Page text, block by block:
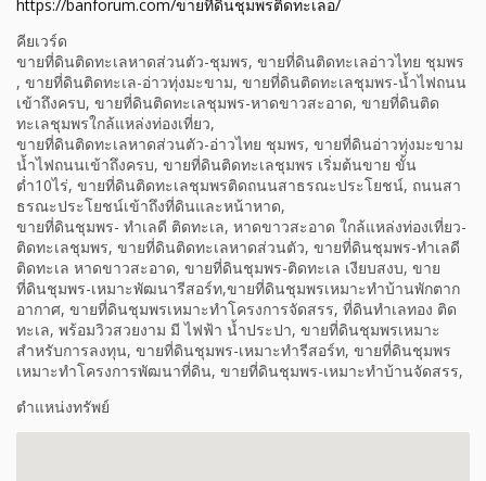
https://banforum.com/ขายที่ดินชุมพรติดทะเลอ/
คียเวร์ด
ขายที่ดินติดทะเลหาดส่วนตัว-ชุมพร, ขายที่ดินติดทะเลอ่าวไทย ชุมพร
, ขายที่ดินติดทะเล-อ่าวทุ่งมะขาม, ขายที่ดินติดทะเลชุมพร-น้ำไฟถนน
เข้าถึงครบ, ขายที่ดินติดทะเลชุมพร-หาดขาวสะอาด, ขายที่ดินติด
ทะเลชุมพรใกล้แหล่งท่องเที่ยว,
ขายที่ดินติดทะเลหาดส่วนตัว-อ่าวไทย ชุมพร, ขายที่ดินอ่าวทุ่งมะขาม
น้ำไฟถนนเข้าถึงครบ, ขายที่ดินติดทะเลชุมพร เริ่มต้นขาย ขั้น
ต่ำ10ไร่, ขายที่ดินติดทะเลชุมพรติดถนนสาธรณะประโยชน์, ถนนสา
ธรณะประโยชน์เข้าถึงที่ดินและหน้าหาด,
ขายที่ดินชุมพร- ทำเลดี ติดทะเล, หาดขาวสะอาด ใกล้แหล่งท่องเที่ยว-
ติดทะเลชุมพร, ขายที่ดินติดทะเลหาดส่วนตัว, ขายที่ดินชุมพร-ทำเลดี
ติดทะเล หาดขาวสะอาด, ขายที่ดินชุมพร-ติดทะเล เงียบสงบ, ขาย
ที่ดินชุมพร-เหมาะพัฒนารีสอร์ท,ขายที่ดินชุมพรเหมาะทำบ้านพักตาก
อากาศ, ขายที่ดินชุมพรเหมาะทำโครงการจัดสรร, ที่ดินทำเลทอง ติด
ทะเล, พร้อมวิวสวยงาม มี ไฟฟ้า น้ำประปา, ขายที่ดินชุมพรเหมาะ
สำหรับการลงทุน, ขายที่ดินชุมพร-เหมาะทำรีสอร์ท, ขายที่ดินชุมพร
เหมาะทำโครงการพัฒนาที่ดิน, ขายที่ดินชุมพร-เหมาะทำบ้านจัดสรร,
ตำแหน่งทรัพย์